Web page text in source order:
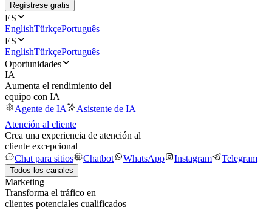
Regístrese gratis
ES
EnglishTürkçePortuguês
ES
EnglishTürkçePortuguês
Oportunidades
IA
Aumenta el rendimiento del
equipo con IA
Agente de IA
Asistente de IA
Atención al cliente
Crea una experiencia de atención al
cliente excepcional
Chat para sitios
Chatbot WhatsApp Instagram Telegram
Todos los canales
Marketing
Transforma el tráfico en
clientes potenciales cualificados